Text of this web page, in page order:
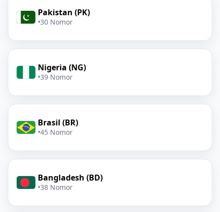
Pakistan (PK)
•30 Nomor
Nigeria (NG)
•39 Nomor
Brasil (BR)
•45 Nomor
Bangladesh (BD)
•38 Nomor